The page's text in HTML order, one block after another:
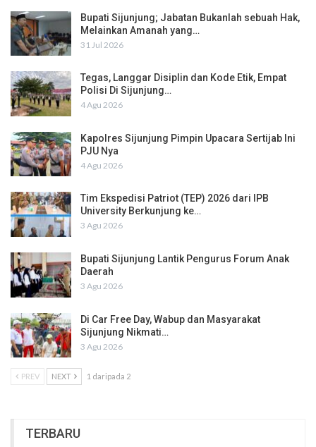
Bupati Sijunjung; Jabatan Bukanlah sebuah Hak,
Melainkan Amanah yang…
31 Jul 2026
Tegas, Langgar Disiplin dan Kode Etik, Empat
Polisi Di Sijunjung…
4 Agu 2026
Kapolres Sijunjung Pimpin Upacara Sertijab Ini
PJU Nya
4 Agu 2026
Tim Ekspedisi Patriot (TEP) 2026 dari IPB
University Berkunjung ke…
3 Agu 2026
Bupati Sijunjung Lantik Pengurus Forum Anak
Daerah
3 Agu 2026
Di Car Free Day, Wabup dan Masyarakat
Sijunjung Nikmati…
3 Agu 2026
PREV NEXT 1 daripada 2
TERBARU